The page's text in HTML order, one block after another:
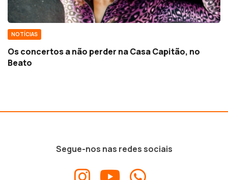
NOTÍCIAS
Os concertos a não perder na Casa Capitão, no
Beato
Segue-nos nas redes sociais